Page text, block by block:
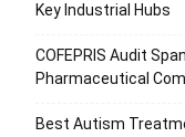
Key Industrial Hubs
COFEPRIS Audit
Pharmaceutical
Best Autism